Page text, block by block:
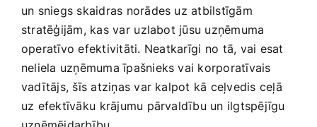
Mēbeles un interjers
Medicīnas preces
Mobilie telefoni, planšetdatori
un ‌sniegs skaidras norādes‌ uz atbilstīgām
stratēģijām, kas‍ var ⁢uzlabot jūsu uzņēmuma
operatīvo efektivitāti.⁢ Neatkarīgi ⁢no tā, vai‍ esat
neliela uzņēmuma ‍īpašnieks vai korporatīvais
vadītājs, šīs atziņas​ var kalpot‌ kā ceļvedis ceļā
uz efektīvāku ⁣krājumu pārvaldību un ilgtspējīgu